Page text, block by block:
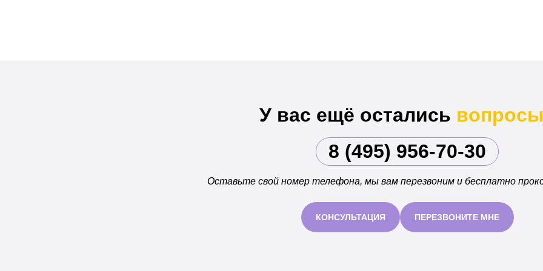
У вас ещё остались
8 (495) 956-70-30
Оставьте свой номер телефона, мы вам перезвоним и бесплатно
КОНСУЛЬТАЦИЯ ПЕРЕЗВОНИТЕ МНЕ